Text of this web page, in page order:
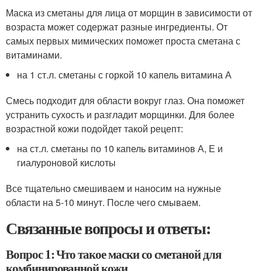
Маска из сметаны для лица от морщин в зависимости от
возраста может содержат разные ингредиенты. От
самых первых мимических поможет проста сметана с
витаминами.
на 1 ст.л. сметаны с горкой 10 капель витамина А
Смесь подходит для области вокруг глаз. Она поможет
устранить сухость и разгладит морщинки. Для более
возрастной кожи подойдет такой рецепт:
на ст.л. сметаны по 10 капель витаминов А, Е и
гиалуроновой кислоты
Все тщательно смешиваем и наносим на нужные
области на 5-10 минут. После чего смываем.
Связанные вопросы и ответы:
Вопрос 1: Что такое маски со сметаной для